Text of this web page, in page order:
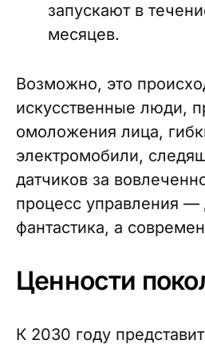
запускают в
месяцев.
Возможно, это
искусственные люди,
омоложения лица,
электромобили,
датчиков за
процесс управления —
фантастика, а
Ценности
К 2030 году